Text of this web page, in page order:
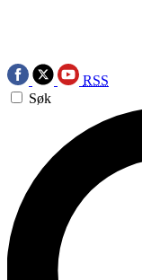
RSS
Søk